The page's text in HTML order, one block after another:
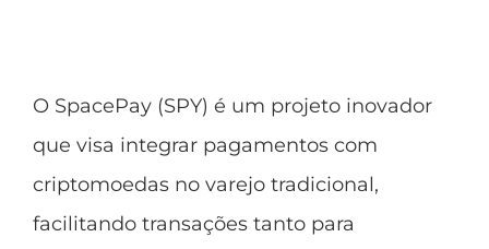
O SpacePay (SPY) é um projeto inovador
que visa integrar pagamentos com
criptomoedas no varejo tradicional,
facilitando transações tanto para